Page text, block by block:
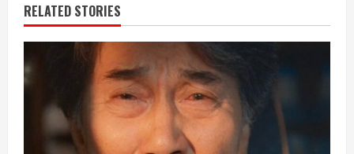
RELATED STORIES